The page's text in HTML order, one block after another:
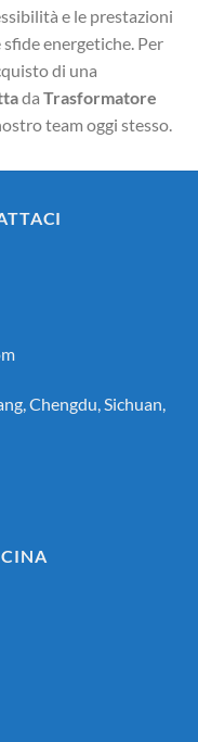
e le prestazioni
energetiche. Per
di una
da Trasformatore
team oggi stesso.
Chengdu, Sichuan,